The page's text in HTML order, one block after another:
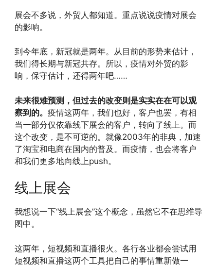
展会不多说，外贸人都知道。重点说说疫情对展会
的影响。
到今年底，新冠就是两年。从目前的形势来估计，
我们得长期与新冠共存。所以，疫情对外贸的影
响，保守估计，还得两年吧……
未来很难预测，但过去的改变则是实实在在可以观
察到的。 疫情这两年，我们也好，客户也罢，有相
当一部分仅依靠线下展会的客户，转向了线上。而
这个改变，是不可逆的。就像2003年的非典，加速
了淘宝和电商在国内的普及。而疫情，也会将客户
和我们更多地向线上push。
线上展会
我想说一下“线上展会”这个概念，虽然它不在思维导
图中。
这两年，短视频和直播很火。各行各业都会尝试用
短视频和直播这两个工具把自己的事情重新做一